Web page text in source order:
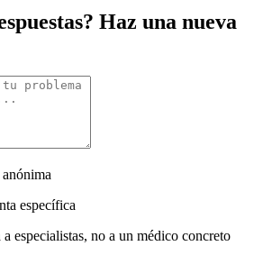
Haz una nueva
específica
especialistas, no a un médico concreto